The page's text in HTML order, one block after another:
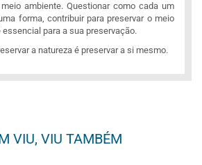
ambiente. Questionar como cada um
forma, contribuir para preservar o meio
essencial para a sua preservação.
a natureza é preservar a si mesmo.
VIU, VIU TAMBÉM